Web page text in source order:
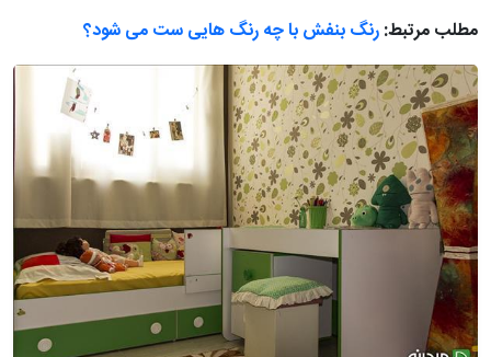
مطلب مرتبط:رنگ بنفش با چه رنگ هایی ست می شود؟